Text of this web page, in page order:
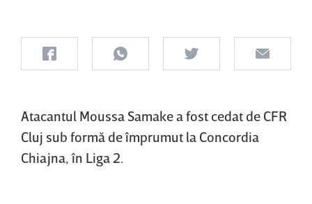
Atacantul Moussa Samake a fost cedat de CFR
Cluj sub formă de împrumut la Concordia
Chiajna, în Liga 2.